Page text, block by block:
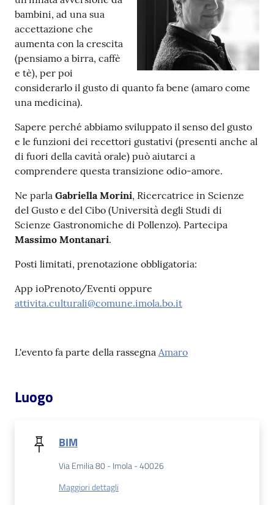
Casa
Piani
Archivio
storico
Decentrate
Patto
per
lettura
Seguici
su
on line
bambini, ad una sua
accettazione che
aumenta con la crescita
(pensiamo a birra, caffè
e tè), per poi
considerarlo il gusto di quanto fa bene (amaro come
una medicina).
Sapere perché abbiamo sviluppato il senso del gusto
e le funzioni dei recettori gustativi (presenti anche al
di fuori della cavità orale) può aiutarci a
comprendere questa transizione odio-amore.
Ne parla Gabriella Morini, Ricercatrice in Scienze
del Gusto e del Cibo (Università degli Studi di
Scienze Gastronomiche di Pollenzo). Partecipa
Massimo Montanari.
Posti limitati, prenotazione obbligatoria:
App ioPrenoto/Eventi oppure
attivita.culturali@comune.imola.bo.it
L'evento fa parte della rassegna Amaro
Luogo
BIM
Via Emilia 80 - Imola - 40026
Maggiori dettagli